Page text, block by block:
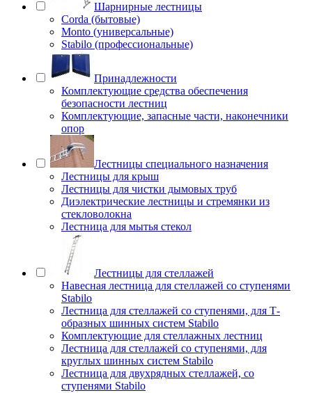
Шарнирные лестницы
Corda (бытовые)
Monto (универсальные)
Stabilo (профессиональные)
Принадлежности
Комплектующие средства обеспечения
безопасности лестниц
Комплектующие, запасные части, наконечники
опор
Лестницы специального назначения
Лестницы для крыш
Лестницы для чистки дымовых труб
Диэлектрические лестницы и стремянки из
стекловолокна
Лестница для мытья стекол
Лестницы для стеллажей
Навесная лестница для стеллажей со ступенями
Stabilo
Лестница для стеллажей со ступенями, для Т-
образных шинных систем Stabilo
Комплектующие для стеллажных лестниц
Лестница для стеллажей со ступенями, для
круглых шинных систем Stabilo
Лестница для двухрядных стеллажей, со
ступенями Stabilo